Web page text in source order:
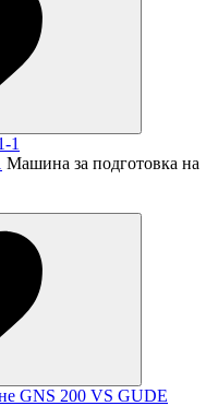
Машина за подготовка на